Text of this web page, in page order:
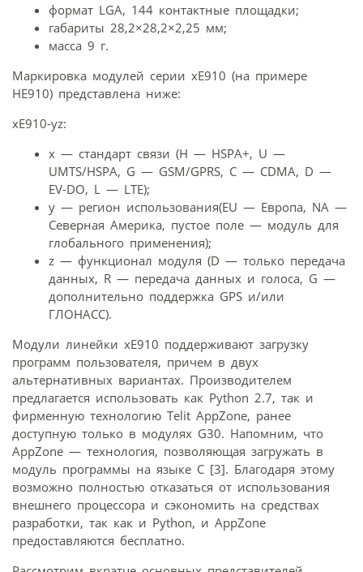
формат LGA, 144 контактные площадки;
габариты 28,2×28,2×2,25 мм;
масса 9 г.
Маркировка модулей серии xE910 (на примере
HE910) представлена ниже:
xE910-yz:
x — стандарт связи (H — HSPA+, U —
UMTS/HSPA, G — GSM/GPRS, C — CDMA, D —
EV-DO, L — LTE);
y — регион использования(EU — Европа, NA —
Северная Америка, пустое поле — модуль для
глобального применения);
z — функционал модуля (D — только передача
данных, R — передача данных и голоса, G —
дополнительно поддержка GPS и/или
ГЛОНАСС).
Модули линейки xE910 поддерживают загрузку
программ пользователя, причем в двух
альтернативных вариантах. Производителем
предлагается использовать как Python 2.7, так и
фирменную технологию Telit AppZone, ранее
доступную только в модулях G30. Напомним, что
AppZone — технология, позволяющая загружать в
модуль программы на языке C [3]. Благодаря этому
возможно полностью отказаться от использования
внешнего процессора и сэкономить на средствах
разработки, так как и Python, и AppZone
предоставляются бесплатно.